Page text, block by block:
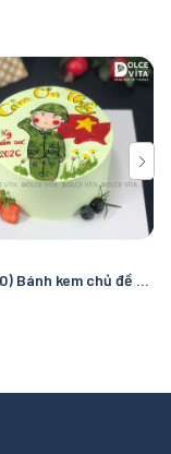
[2939] (90) Bánh kem chủ đề bộ đội - Món quà dành cho người lính